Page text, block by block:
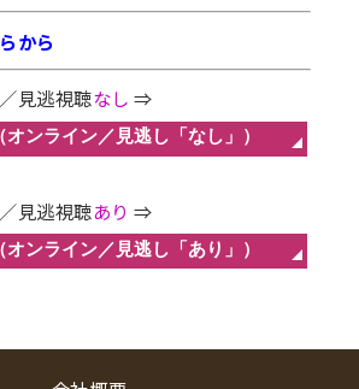
から
見逃視聴なし ⇒
見逃視聴あり ⇒